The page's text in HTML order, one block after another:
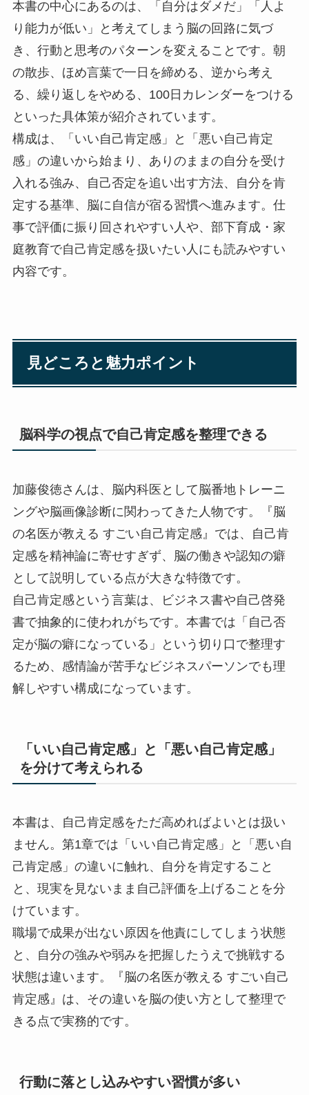
本書の中心にあるのは、「自分はダメだ」「人よ
り能力が低い」と考えてしまう脳の回路に気づ
き、行動と思考のパターンを変えることです。朝
の散歩、ほめ言葉で一日を締める、逆から考え
る、繰り返しをやめる、100日カレンダーをつける
といった具体策が紹介されています。
構成は、「いい自己肯定感」と「悪い自己肯定
感」の違いから始まり、ありのままの自分を受け
入れる強み、自己否定を追い出す方法、自分を肯
定する基準、脳に自信が宿る習慣へ進みます。仕
事で評価に振り回されやすい人や、部下育成・家
庭教育で自己肯定感を扱いたい人にも読みやすい
内容です。
見どころと魅力ポイント
脳科学の視点で自己肯定感を整理できる
加藤俊徳さんは、脳内科医として脳番地トレーニ
ングや脳画像診断に関わってきた人物です。『脳
の名医が教える すごい自己肯定感』では、自己肯
定感を精神論に寄せすぎず、脳の働きや認知の癖
として説明している点が大きな特徴です。
自己肯定感という言葉は、ビジネス書や自己啓発
書で抽象的に使われがちです。本書では「自己否
定が脳の癖になっている」という切り口で整理す
るため、感情論が苦手なビジネスパーソンでも理
解しやすい構成になっています。
「いい自己肯定感」と「悪い自己肯定感」
を分けて考えられる
本書は、自己肯定感をただ高めればよいとは扱い
ません。第1章では「いい自己肯定感」と「悪い自
己肯定感」の違いに触れ、自分を肯定すること
と、現実を見ないまま自己評価を上げることを分
けています。
職場で成果が出ない原因を他責にしてしまう状態
と、自分の強みや弱みを把握したうえで挑戦する
状態は違います。『脳の名医が教える すごい自己
肯定感』は、その違いを脳の使い方として整理で
きる点で実務的です。
行動に落とし込みやすい習慣が多い